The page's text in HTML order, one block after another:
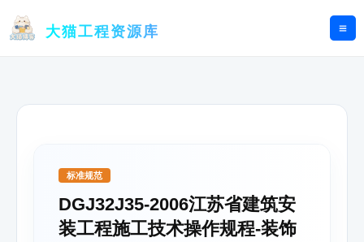
大猫工程资源库
标准规范
DGJ32J35-2006江苏省建筑安
装工程施工技术操作规程-装饰